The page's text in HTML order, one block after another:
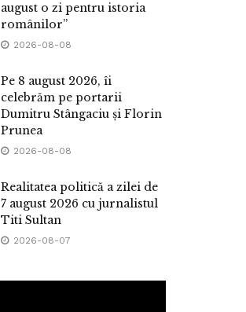
august o zi pentru istoria
românilor”
2026-08-08
Pe 8 august 2026, îi
celebrăm pe portarii
Dumitru Stângaciu și Florin
Prunea
2026-08-08
Realitatea politică a zilei de
7 august 2026 cu jurnalistul
Titi Sultan
2026-08-07